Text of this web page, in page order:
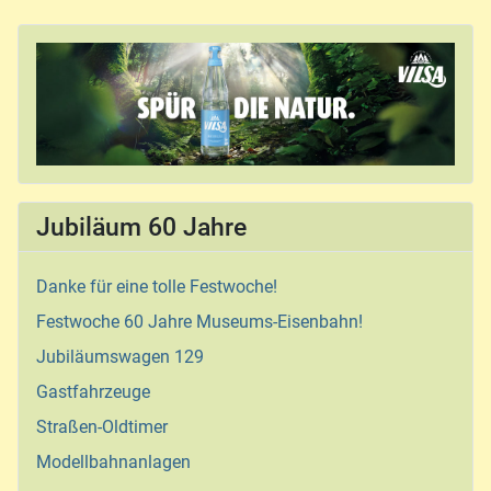
Jubiläum 60 Jahre
Danke für eine tolle Festwoche!
Festwoche 60 Jahre Museums-Eisenbahn!
Jubiläumswagen 129
Gastfahrzeuge
Straßen-Oldtimer
Modellbahnanlagen